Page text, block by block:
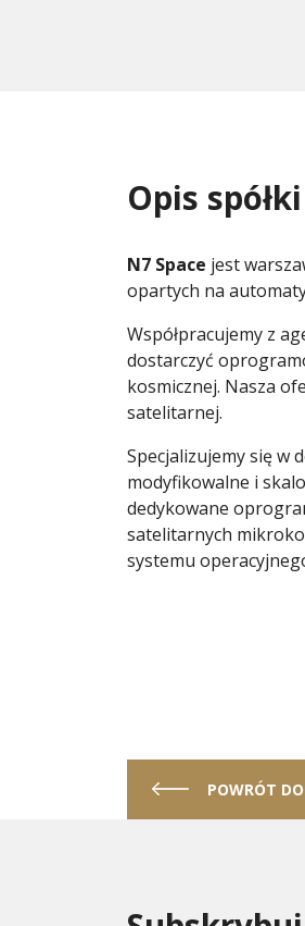
Opis spółki
N7 Space jest
opartych na
Współpracujemy z
dostarczyć
kosmicznej. Nasza
satelitarnej.
Specjalizujemy się w
modyfikowalne i
dedykowane
satelitarnych
systemu
POWRÓT